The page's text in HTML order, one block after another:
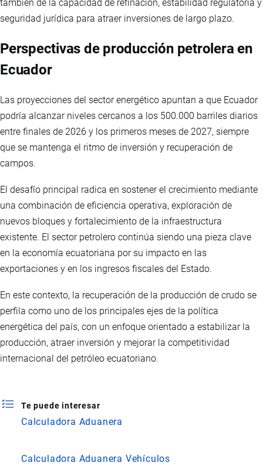
también de la capacidad de refinación, estabilidad regulatoria y
seguridad jurídica para atraer inversiones de largo plazo.
Perspectivas de producción petrolera en
Ecuador
Las proyecciones del sector energético apuntan a que Ecuador
podría alcanzar niveles cercanos a los 500.000 barriles diarios
entre finales de 2026 y los primeros meses de 2027, siempre
que se mantenga el ritmo de inversión y recuperación de
campos.
El desafío principal radica en sostener el crecimiento mediante
una combinación de eficiencia operativa, exploración de
nuevos bloques y fortalecimiento de la infraestructura
existente. El sector petrolero continúa siendo una pieza clave
en la economía ecuatoriana por su impacto en las
exportaciones y en los ingresos fiscales del Estado.
En este contexto, la recuperación de la producción de crudo se
perfila como uno de los principales ejes de la política
energética del país, con un enfoque orientado a estabilizar la
producción, atraer inversión y mejorar la competitividad
internacional del petróleo ecuatoriano.
Te puede interesar
Calculadora Aduanera
Calculadora Aduanera Vehículos